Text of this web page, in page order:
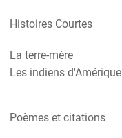
Histoires Courtes
La terre-mère
Les indiens d'Amérique
Poèmes et citations